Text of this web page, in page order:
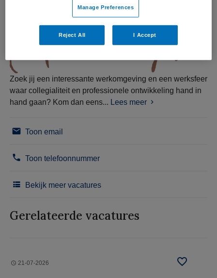
Zoek jij een interessante werkomgeving en een werksfeer
waar collegialiteit en professionele ontwikkeling hand in
hand gaan? Kom dan eens... Lees meer
Toon email
Toon telefoonnummer
Bekijk meer vacatures
Gerelateerde vacatures
21-07-2026
Manage Preferences
Reject All I Accept